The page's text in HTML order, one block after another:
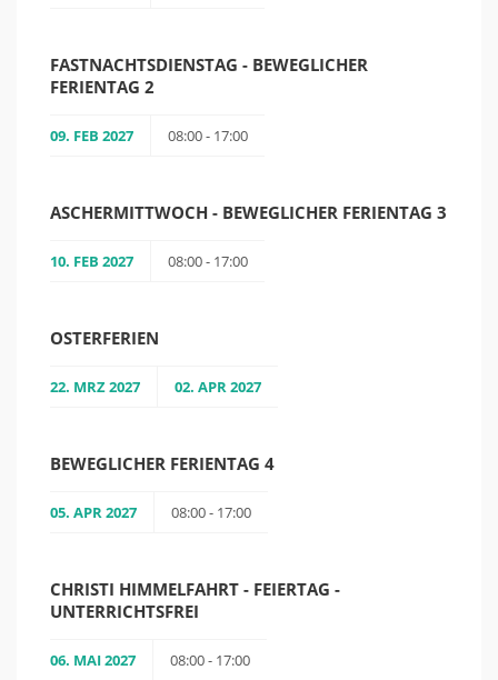
FASTNACHTSDIENSTAG - BEWEGLICHER
FERIENTAG 2
09. FEB 2027 08:00 - 17:00
ASCHERMITTWOCH - BEWEGLICHER FERIENTAG 3
10. FEB 2027 08:00 - 17:00
OSTERFERIEN
22. MRZ 2027 02. APR 2027
BEWEGLICHER FERIENTAG 4
05. APR 2027 08:00 - 17:00
CHRISTI HIMMELFAHRT - FEIERTAG -
UNTERRICHTSFREI
06. MAI 2027 08:00 - 17:00